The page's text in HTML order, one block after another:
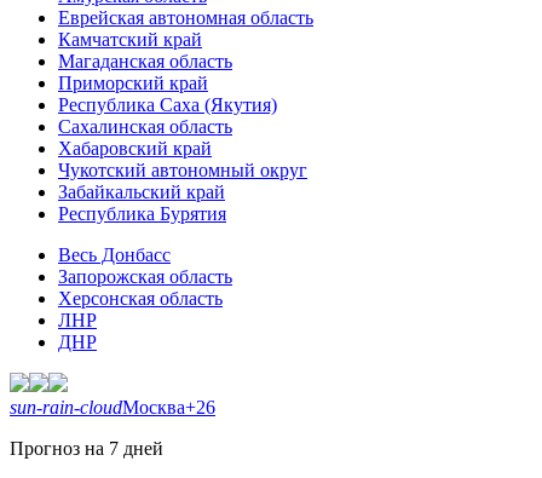
Еврейская автономная область
Камчатский край
Магаданская область
Приморский край
Республика Саха (Якутия)
Сахалинская область
Хабаровский край
Чукотский автономный округ
Забайкальский край
Республика Бурятия
Весь Донбасс
Запорожская область
Херсонская область
ЛНР
ДНР
sun-rain-cloudМосква+26
Прогноз на 7 дней